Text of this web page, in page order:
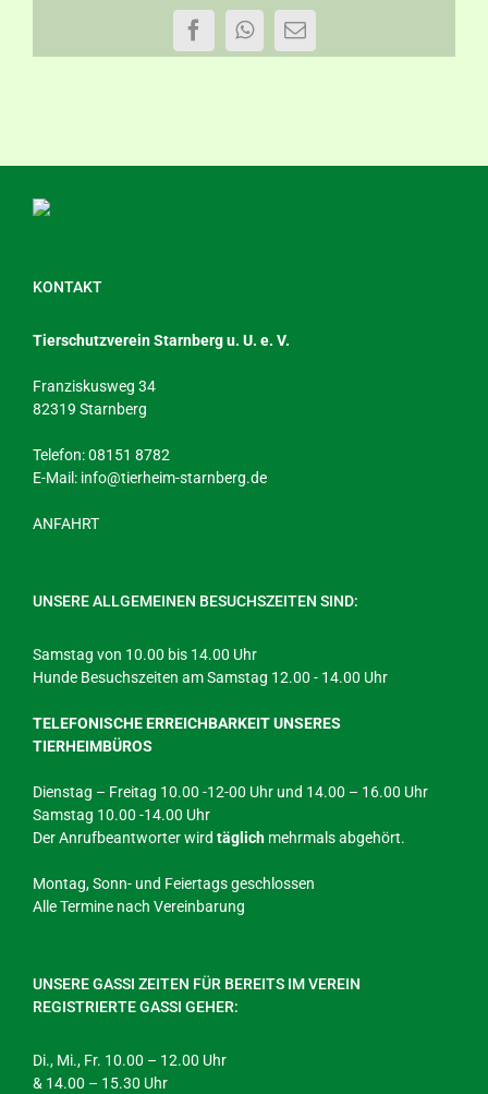
FacebookWhatsApp
E-
Mail
KONTAKT
Tierschutzverein Starnberg u. U. e. V.
Franziskusweg 34
82319 Starnberg
Telefon: 08151 8782
E-Mail: info@tierheim-starnberg.de
ANFAHRT
UNSERE ALLGEMEINEN BESUCHSZEITEN SIND:
Samstag von 10.00 bis 14.00 Uhr
Hunde Besuchszeiten am Samstag 12.00 - 14.00 Uhr
TELEFONISCHE ERREICHBARKEIT UNSERES
TIERHEIMBÜROS
Dienstag – Freitag 10.00 -12-00 Uhr und 14.00 – 16.00 Uhr
Samstag 10.00 -14.00 Uhr
Der Anrufbeantworter wird täglich mehrmals abgehört.
Montag, Sonn- und Feiertags geschlossen
Alle Termine nach Vereinbarung
UNSERE GASSI ZEITEN FÜR BEREITS IM VEREIN
REGISTRIERTE GASSI GEHER:
Di., Mi., Fr. 10.00 – 12.00 Uhr
& 14.00 – 15.30 Uhr